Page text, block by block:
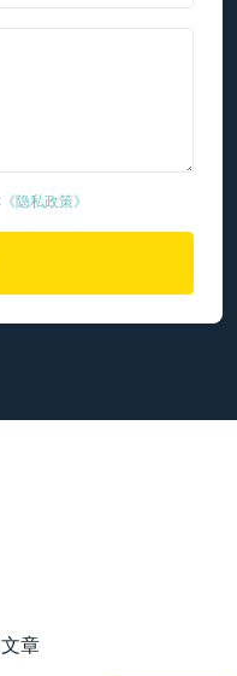
《隐私政策》
章